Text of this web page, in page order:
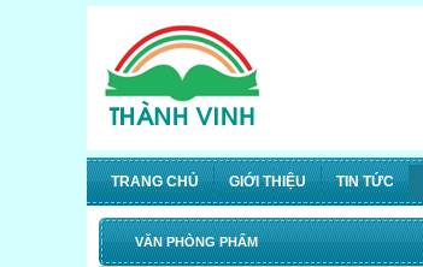
TRANG CHỦ GIỚI THIỆU TIN TỨC
VĂN PHÒNG PHẨM